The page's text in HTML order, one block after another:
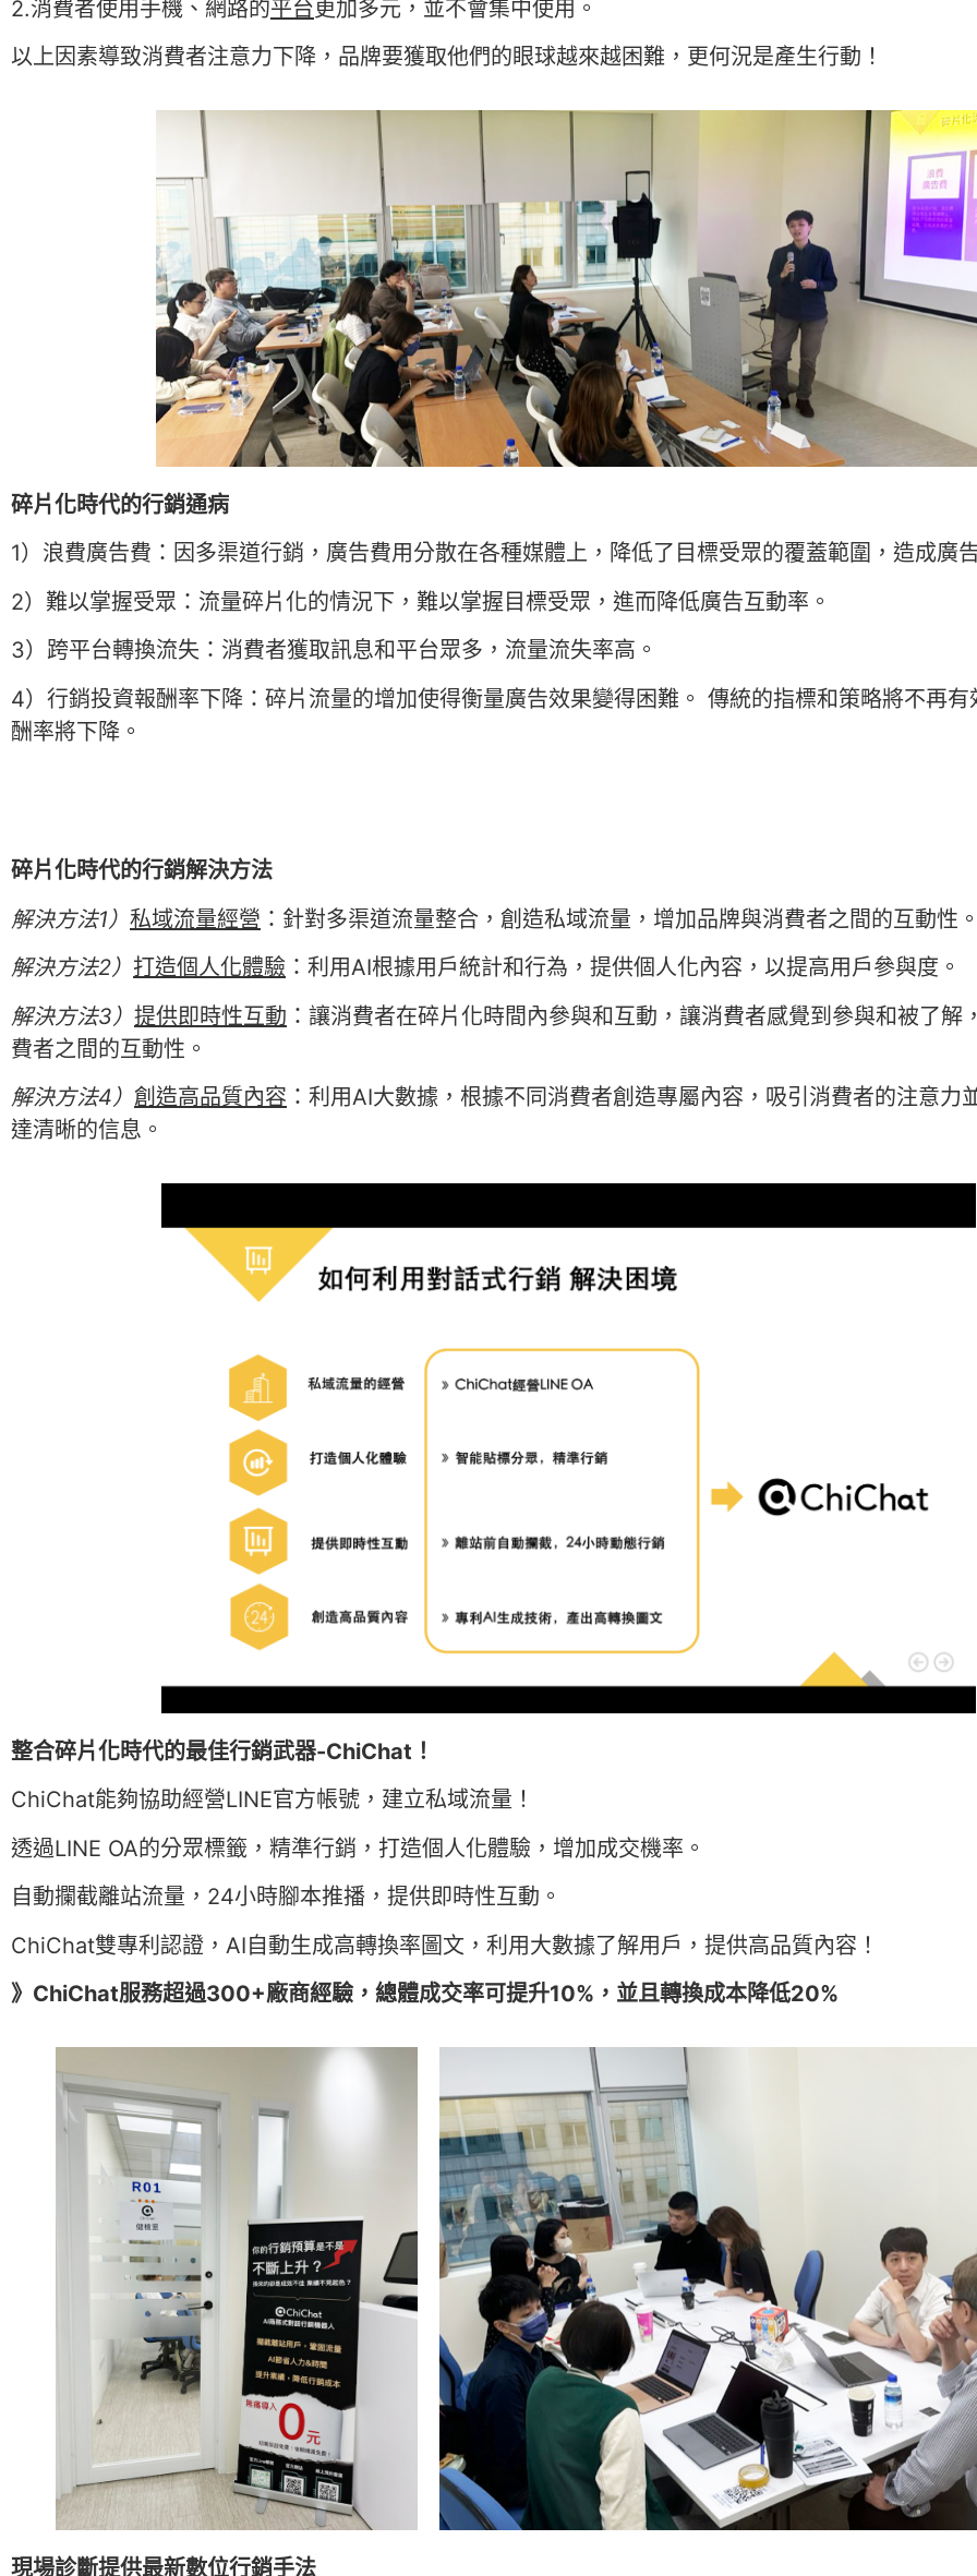
2.消費者使用手機、網路的平台更加多元，並不會集中使用。
以上因素導致消費者注意力下降，品牌要獲取他們的眼球越來越困難，更何況是產生行動！
碎片化時代的行銷通病
1）浪費廣告費： 因多渠道行銷，廣告費用分散在各種媒體上，降低了目標受眾的覆蓋範圍，造成廣
2）難以掌握受眾： 流量碎片化的情況下，難以掌握目標受眾，進而降低廣告互動率。
3）跨平台轉換流失： 消費者獲取訊息和平台眾多，流量流失率高。
4）行銷投資報酬率下降： 碎片流量的增加使得衡量廣告效果變得困難。 傳統的指標和策略將不再有
酬率將下降。
碎片化時代的行銷解決方法
解決方法1） 私域流量經營 ：針對多渠道流量整合，創造私域流量，增加品牌與消費者之間的互動性。
解決方法2） 打造個人化體驗 ：利用AI根據用戶統計和行為，提供個人化內容，以提高用戶參與度。
解決方法3） 提供即時性互動 ：讓消費者在碎片化時間內參與和互動，讓消費者感覺到參與和被了解
費者之間的互動性。
解決方法4） 創造高品質內容 ：利用AI大數據，根據不同消費者創造專屬內容，吸引消費者的注意力
達清晰的信息。
整合碎片化時代的最佳行銷武器-ChiChat！
ChiChat能夠協助經營LINE官方帳號，建立私域流量！
透過LINE OA的分眾標籤，精準行銷，打造個人化體驗，增加成交機率。
自動攔截離站流量，24小時腳本推播，提供即時性互動。
ChiChat雙專利認證，AI自動生成高轉換率圖文，利用大數據了解用戶，提供高品質內容！
》ChiChat服務超過300+廠商經驗，總體成交率可提升10%，並且轉換成本降低20%
現場診斷提供最新數位行銷手法